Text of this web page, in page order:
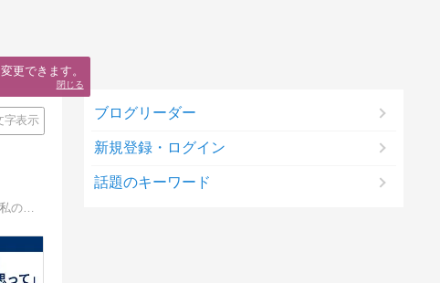
字表示 ブログリーダー
新規登録・ログイン
話題のキーワード
更できます。
閉じる